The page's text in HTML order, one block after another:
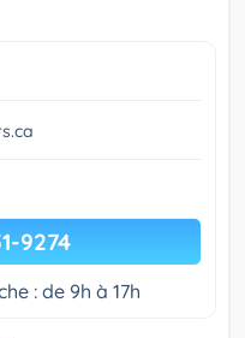
9274
: de 9h à 17h